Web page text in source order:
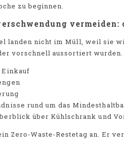
zu beginnen.
landen nicht im Müll, weil sie
vorschnell aussortiert wurden.
rund um das
über Kühlschrank und
Zero-Waste-Restetag an. Er